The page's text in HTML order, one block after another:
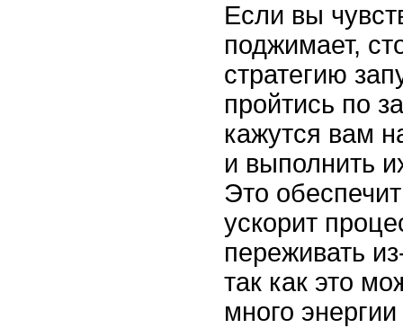
Если вы
поджимает,
стратегию
пройтись по
кажутся вам
и выполнить
Это
ускорит
переживать
так как это
много